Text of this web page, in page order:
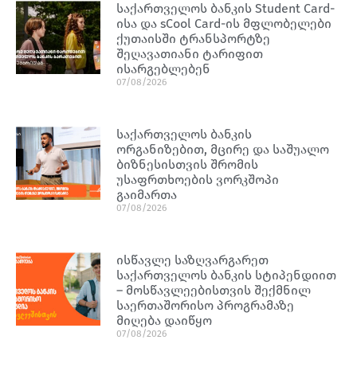
საქართველოს ბანკის Student Card-
ისა და sCool Card-ის მფლობელები
ქუთაისში ტრანსპორტზე
შეღავათიანი ტარიფით
ისარგებლებენ
07/08/2026
საქართველოს ბანკის
ორგანიზებით, მცირე და საშუალო
ბიზნესისთვის შრომის
უსაფრთხოების ვორკშოპი
გაიმართა
07/08/2026
ისწავლე საზღვარგარეთ
საქართველოს ბანკის სტიპენდიით
– მოსწავლეებისთვის შექმნილ
საერთაშორისო პროგრამაზე
მიღება დაიწყო
07/08/2026